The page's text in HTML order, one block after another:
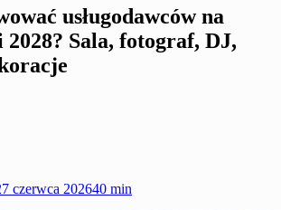
usługodawców na
2028? Sala, fotograf, DJ,
czerwca 202640 min